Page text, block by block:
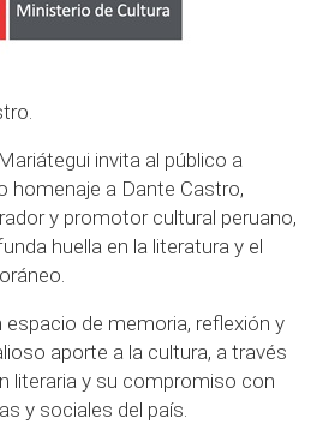
invita al público a
homenaje a Dante Castro,
y promotor cultural peruano,
huella en la literatura y el
de memoria, reflexión y
aporte a la cultura, a través
literaria y su compromiso con
y sociales del país.